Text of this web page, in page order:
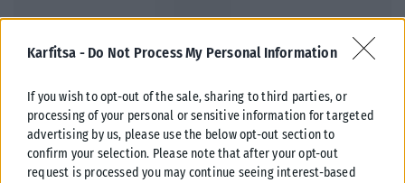
Karfitsa - Do Not Process My Personal Information
If you wish to opt-out of the sale, sharing to third parties, or
processing of your personal or sensitive information for targeted
advertising by us, please use the below opt-out section to
confirm your selection. Please note that after your opt-out
request is processed you may continue seeing interest-based
ΔΙΕΘΝΉ